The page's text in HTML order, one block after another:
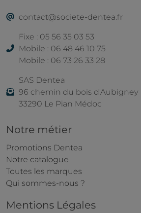
contact@societe-dentea.fr
Fixe : 05 56 35 03 53
Mobile : 06 48 46 10 75
Mobile : 06 73 26 33 28
SAS Dentea
96 chemin du bois d'Aubigney
33290 Le Pian Médoc
Notre métier
Promotions Dentea
Notre catalogue
Toutes les marques
Qui sommes-nous ?
Mentions Légales